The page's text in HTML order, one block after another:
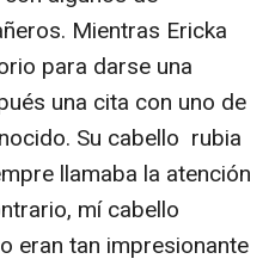
Mientras Ericka
para darse una
una cita con uno de
Su cabello  rubia
llamaba la atención
mí cabello
eran tan impresionante